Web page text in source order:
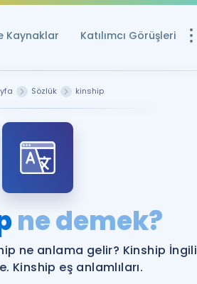
Kaynaklar Katılımcı Görüşleri
YDS ve YÖKDİL
Rehberlik Aracı
YDS ve
Sözlük kinship
ne demek?
ne anlama gelir? Kinship
Kinship eş anlamlıları.